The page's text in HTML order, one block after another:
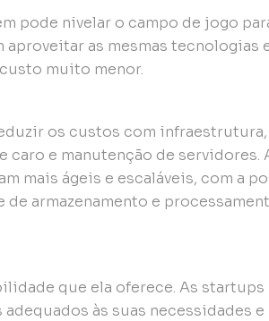
pode nivelar o campo de jogo
as mesmas tecnologias
muito menor.
os custos com
caro e manutenção de servidores.
mais ágeis e escaláveis, com a
armazenamento e
que ela oferece. As
às suas necessidades e